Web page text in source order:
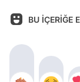
BU İÇERİĞE